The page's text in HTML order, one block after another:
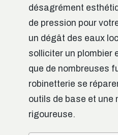
désagrément
de pression pour
un dégât des eaux
solliciter un plombier
que de nombreuses
robinetterie se
outils de base et une
rigoureuse.